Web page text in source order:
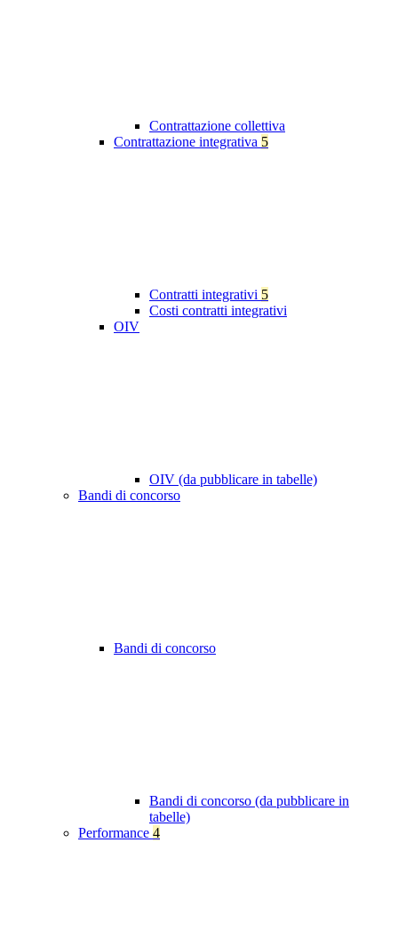
Contrattazione collettiva
Contrattazione integrativa 5
Contratti integrativi 5
Costi contratti integrativi
OIV
OIV (da pubblicare in tabelle)
Bandi di concorso
Bandi di concorso
Bandi di concorso (da pubblicare in
tabelle)
Performance 4